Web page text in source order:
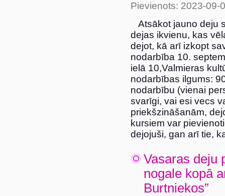
Pievienots: 2023-09-
Atsākot jauno deju
dejas ikvienu, kas
dejot, kā arī izkopt
nodarbība 10.
ielā 10,Valmieras
nodarbības ilgums:
nodarbību (vienai
svarīgi, vai esi vecs
priekšzināšanām,
kursiem var
dejojuši, gan arī tie,
Vasaras deju
nogale kopā
Burtniekos”